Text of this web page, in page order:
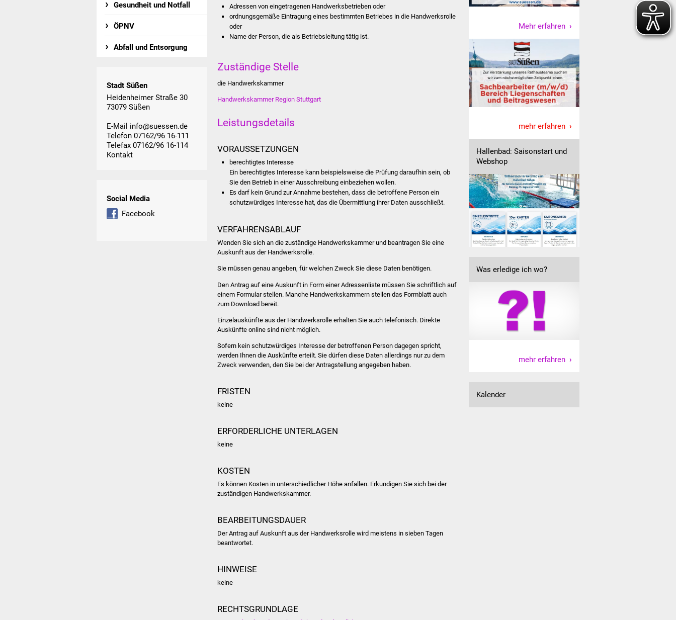
Gesundheit und Notfall
ÖPNV
Abfall und Entsorgung
Stadt Süßen
Heidenheimer Straße 30
73079 Süßen
E-Mail info@suessen.de
Telefon 07162/96 16-111
Telefax 07162/96 16-114
Kontakt
Social Media
Facebook
Adressen von eingetragenen Handwerksbetrieben oder
ordnungsgemäße Eintragung eines bestimmten Betriebes in die Handwerksrolle
oder
Name der Person, die als Betriebsleitung tätig ist.
Zuständige Stelle
die Handwerkskammer
Handwerkskammer Region Stuttgart
Leistungsdetails
VORAUSSETZUNGEN
berechtigtes Interesse
Ein berechtigtes Interesse kann beispielsweise die Prüfung daraufhin sein, ob
Sie den Betrieb in einer Ausschreibung einbeziehen wollen.
Es darf kein Grund zur Annahme bestehen, dass die betroffene Person ein
schutzwürdiges Interesse hat, das die Übermittlung ihrer Daten ausschließt.
VERFAHRENSABLAUF
Wenden Sie sich an die zuständige Handwerkskammer und beantragen Sie eine
Auskunft aus der Handwerksrolle.
Sie müssen genau angeben, für welchen Zweck Sie diese Daten benötigen.
Den Antrag auf eine Auskunft in Form einer Adressenliste müssen Sie schriftlich auf
einem Formular stellen. Manche Handwerkskammern stellen das Formblatt auch
zum Download bereit.
Einzelauskünfte aus der Handwerksrolle erhalten Sie auch telefonisch. Direkte
Auskünfte online sind nicht möglich.
Sofern kein schutzwürdiges Interesse der betroffenen Person dagegen spricht,
werden Ihnen die Auskünfte erteilt. Sie dürfen diese Daten allerdings nur zu dem
Zweck verwenden, den Sie bei der Antragstellung angegeben haben.
FRISTEN
keine
ERFORDERLICHE UNTERLAGEN
keine
KOSTEN
Es können Kosten in unterschiedlicher Höhe anfallen. Erkundigen Sie sich bei der
zuständigen Handwerkskammer.
BEARBEITUNGSDAUER
Der Antrag auf Auskunft aus der Handwerksrolle wird meistens in sieben Tagen
beantwortet.
HINWEISE
keine
RECHTSGRUNDLAGE
Mehr erfahren
mehr erfahren
Hallenbad: Saisonstart und
Webshop
Was erledige ich wo?
mehr erfahren
Kalender